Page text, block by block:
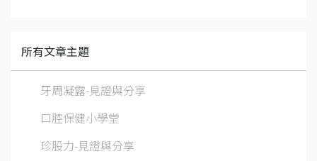
所有文章主題
牙周凝露-見證與分享
口腔保健小學堂
珍股力-見證與分享